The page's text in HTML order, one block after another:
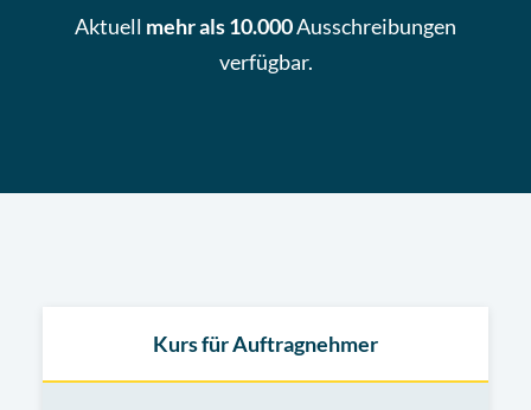
Aktuell mehr als 10.000Ausschreibungen
verfügbar.
Kurs für Auftragnehmer